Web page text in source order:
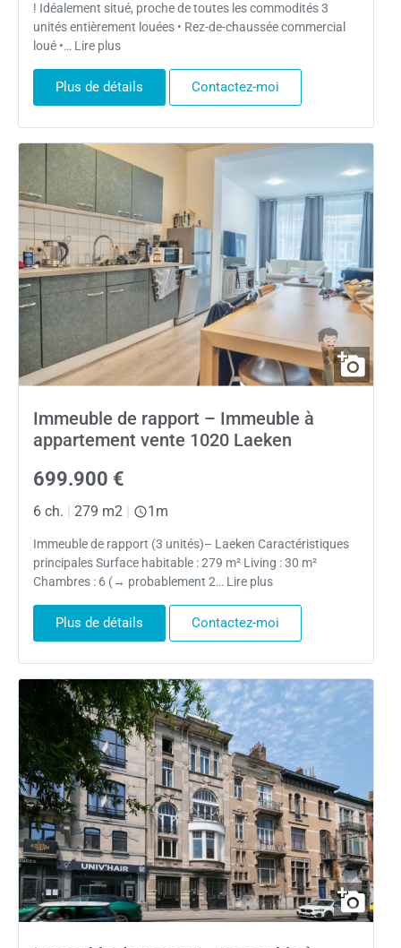
! Idéalement situé, proche de toutes les commodités 3
unités entièrement louées • Rez-de-chaussée commercial
loué •… Lire plus
Plus de détails Contactez-moi
Immeuble de rapport – Immeuble à
appartement vente 1020 Laeken
699.900 €
6 ch. | 279 m2 | 1m
Immeuble de rapport (3 unités)– Laeken Caractéristiques
principales Surface habitable : 279 m² Living : 30 m²
Chambres : 6 (→ probablement 2… Lire plus
Plus de détails Contactez-moi